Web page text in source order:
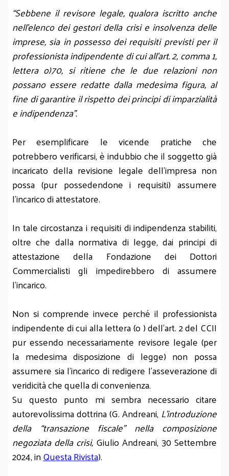
“Sebbene il revisore legale, qualora iscritto anche
nell’elenco dei gestori della crisi e insolvenza delle
imprese, sia in possesso dei requisiti previsti per il
professionista indipendente di cui all’art. 2, comma 1,
lettera o)70, si ritiene che le due relazioni non
possano essere redatte dalla medesima figura, al
fine di garantire il rispetto dei principi di imparzialità
e indipendenza”.
Per esemplificare le vicende pratiche che
potrebbero verificarsi, è indubbio che il soggetto già
incaricato della revisione legale dell’impresa non
possa (pur possedendone i requisiti) assumere
l’incarico di attestatore.
In tale circostanza i requisiti di indipendenza stabiliti,
oltre che dalla normativa di legge, dai principi di
attestazione della Fondazione dei Dottori
Commercialisti gli impedirebbero di assumere
l’incarico.
Non si comprende invece perché il professionista
indipendente di cui alla lettera (o ) dell’art. 2 del CCII
pur essendo necessariamente revisore legale (per
la medesima disposizione di legge) non possa
assumere sia l’incarico di redigere l’asseverazione di
veridicità che quella di convenienza.
Su questo punto mi sembra necessario citare
autorevolissima dottrina (G. Andreani, L’introduzione
della “transazione fiscale” nella composizione
negoziata della crisi, Giulio Andreani, 30 Settembre
2024, inQuesta Rivista).